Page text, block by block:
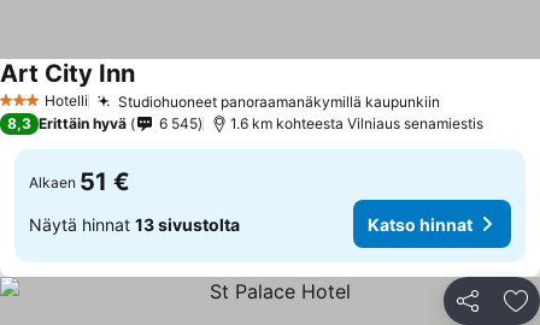
3 Tähtiluokitus
Hotelli Studiohuoneet panoraamanäkymillä kaupunkiin
Art City InnKatso hinnat
8,3 Erittäin hyvä 6 545 1.6 km kohteesta Vilniaus senamiestis
Alkaen 51 €
Näytä hinnat 13 sivustolta Katso hinnat
Jaa